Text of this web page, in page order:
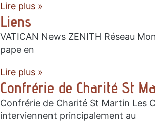
Lire plus »
Liens
VATICAN News ZENITH Réseau
pape en
Lire plus »
Confrérie de Charité St
Confrérie de Charité St Martin Les
interviennent principalement au